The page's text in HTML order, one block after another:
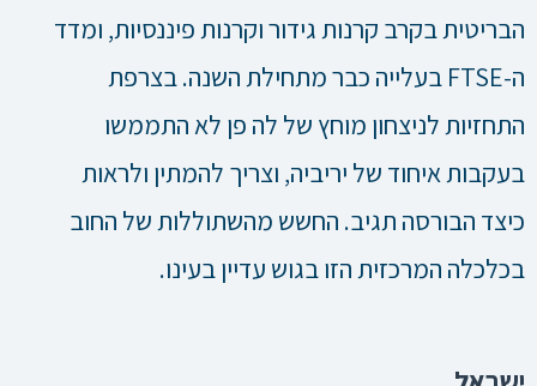
הבריטית בקרב קרנות גידור וקרנות פיננסיות, ומדד
ה-FTSE בעלייה כבר מתחילת השנה. בצרפת
התחזיות לניצחון מוחץ של לה פן לא התממשו
בעקבות איחוד של יריביה, וצריך להמתין ולראות
כיצד הבורסה תגיב. החשש מהשתוללות של החוב
בכלכלה המרכזית הזו בגוש עדיין בעינו.